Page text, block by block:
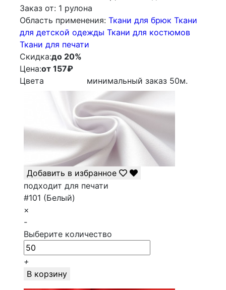
Заказ от: 1 рулона
Облаcть применения: Ткани для брюк Ткани
для детской одежды Ткани для костюмов
Ткани для печати
Скидка:до 20%
Цена:от 157₽
Цвета
минимальный заказ 50м.
Добавить в избранное
подходит для печати
#101 (Белый)
×
-
Выберите количество
+
В корзину